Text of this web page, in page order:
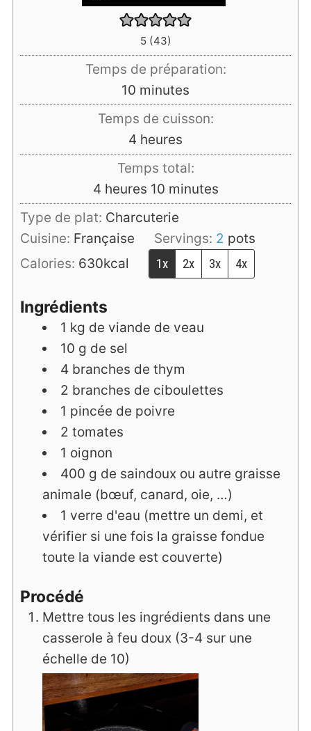
5(43)
Temps de préparation:
10 minutes
minutes
Temps de cuisson:
4 heures
heures
Temps total:
4heures
heures 10minutes
minutes
Type de plat: Charcuterie
Cuisine: Française Servings: 2 pots
Calories: 630kcal 1x 2x 3x 4x
Ingrédients
1 kg de viande de veau
10 g de sel
4 branches de thym
2 branches de ciboulettes
1 pincée de poivre
2 tomates
1 oignon
400 g de saindoux ou autre graisse
animale (bœuf, canard, oie, …)
1 verre d'eau (mettre un demi, et
vérifier si une fois la graisse fondue
toute la viande est couverte)
Procédé
Mettre tous les ingrédients dans une
casserole à feu doux (3-4 sur une
échelle de 10)